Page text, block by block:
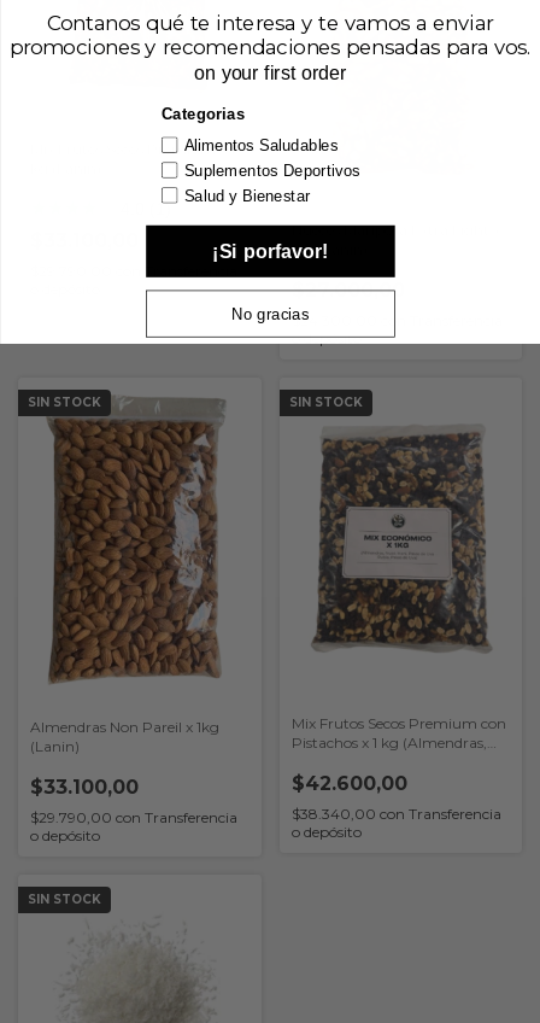
Mix Frutos Secos Premium x 1
4.0 (1)
Nueces Mariposa Extra Light x
1kg (Lanin)
$27.000,00
$24.300,00
o depósito
SIN STOCK
Almendras Non Pareil x 1kg
(Lanin)
$33.100,00
$29.790,00 con Transferencia
o depósito
SIN STOCK
Mix Frutos Secos Premium con
Pistachos x 1 kg (Almendras,
Castañas y Avellana)
$42.600,00
$38.340,00 con Transferencia
o depósito
SIN STOCK
Contanos qué te interesa y te vamos a enviar
promociones y recomendaciones pensadas para vos.
on your first order
Categorias
Alimentos Saludables
Suplementos Deportivos
Salud y Bienestar
¡Si porfavor!
No gracias